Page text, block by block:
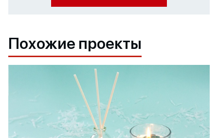
Похожие проекты